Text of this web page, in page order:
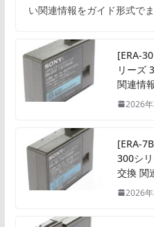
い関連情報をガイド形式で
[ERA-
リーズ
関連情
2026
[ERA-
300シ
交換 関
2026